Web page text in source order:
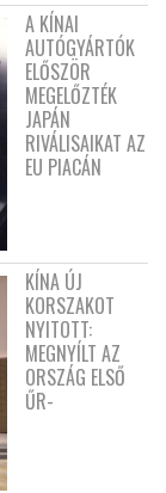
A KÍNAI
AUTÓGYÁRTÓK
ELŐSZÖR
MEGELŐZTÉK
JAPÁN
RIVÁLISAIKAT AZ
EU PIACÁN
KÍNA ÚJ
KORSZAKOT
NYITOTT:
MEGNYÍLT AZ
ORSZÁG ELSŐ
ŰR-